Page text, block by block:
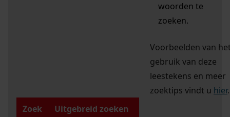
woorden te
zoeken.
Voorbeelden van
gebruik van deze
leestekens en meer
zoektips vindt u hier.
Zoek
Uitgebreid zoeken